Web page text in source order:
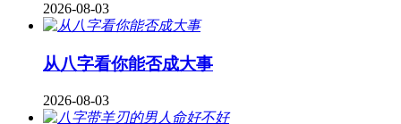
2026-08-03
从八字看你能否成大事
2026-08-03